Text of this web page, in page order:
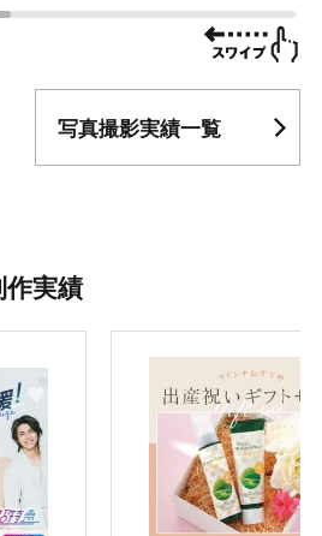
写真撮影実績一覧
実績